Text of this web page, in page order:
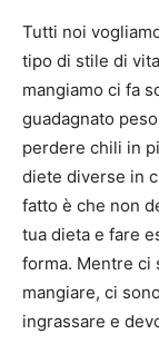
Tutti noi
tipo di stile di
mangiamo ci fa
guadagnato
perdere chili in
diete diverse in
fatto è che non
tua dieta e fare
forma. Mentre ci
mangiare, ci
ingrassare e